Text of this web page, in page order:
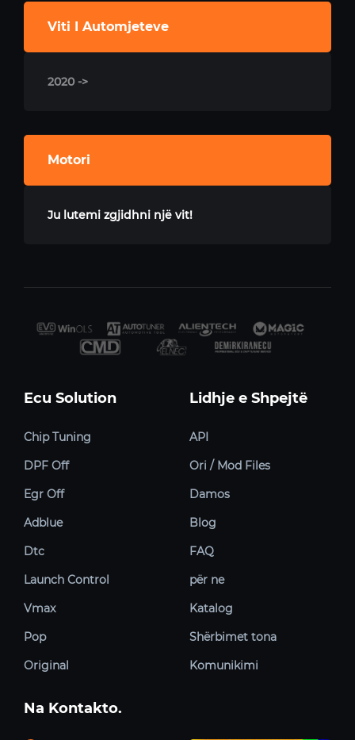
Viti I Automjeteve
2020 ->
Motori
Ju lutemi zgjidhni një vit!
Ecu Solution
Chip Tuning
DPF Off
Egr Off
Adblue
Dtc
Launch Control
Vmax
Pop
Original
Lidhje e Shpejtë
API
Ori / Mod Files
Damos
Blog
FAQ
për ne
Katalog
Shërbimet tona
Komunikimi
Na Kontakto.